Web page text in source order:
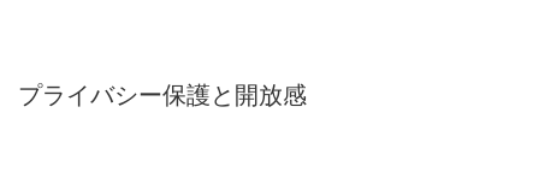
プライバシー保護と開放感